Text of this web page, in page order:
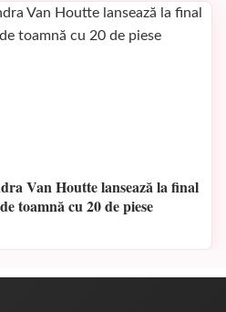
Van Houtte lansează la final
toamnă cu 20 de piese